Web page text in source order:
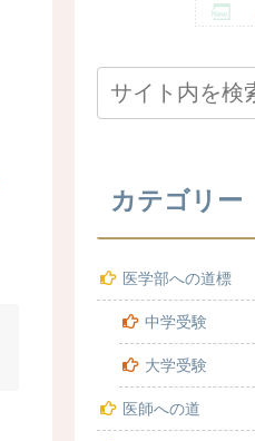
カテゴリー
医学部への道標
中学受験
大学受験
医師への道